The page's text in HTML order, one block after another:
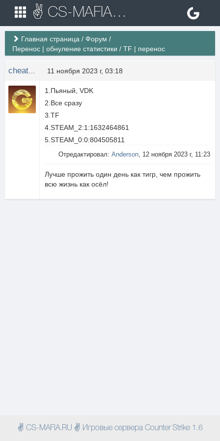
✌ CS-MAFIA.RU ✌ Игровые сервера Counter Strike 1.6
Главная страница / Форум /
Перенос | обнуление статистики / TF | перенос
11 ноября 2023 г, 03:18
1.Пьяный, VDK
2.Все сразу
3.TF
4.STEAM_2:1:1632464861
5.STEAM_0:0:804505811
Отредактировал: Anderson, 12 ноября 2023 г, 11:23
Лучше прожить один день как тигр, чем прожить
всю жизнь как осёл!
✌ CS-MAFIA.RU ✌ Игровые сервера Counter Strike 1.6